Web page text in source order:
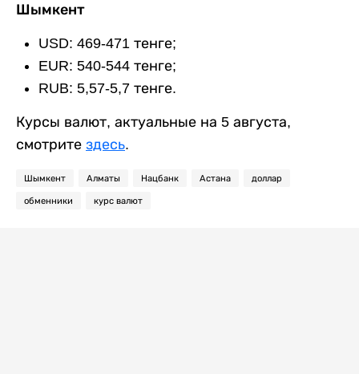
Шымкент
USD: 469-471 тенге;
EUR: 540-544 тенге;
RUB: 5,57-5,7 тенге.
Курсы валют, актуальные на 5 августа,
смотрите здесь.
Шымкент Алматы Нацбанк Астана доллар
обменники курс валют